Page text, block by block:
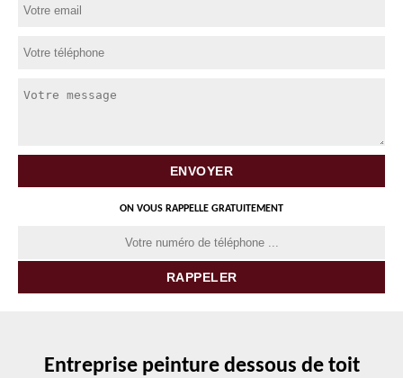
ON VOUS RAPPELLE GRATUITEMENT
Entreprise peinture dessous de toit